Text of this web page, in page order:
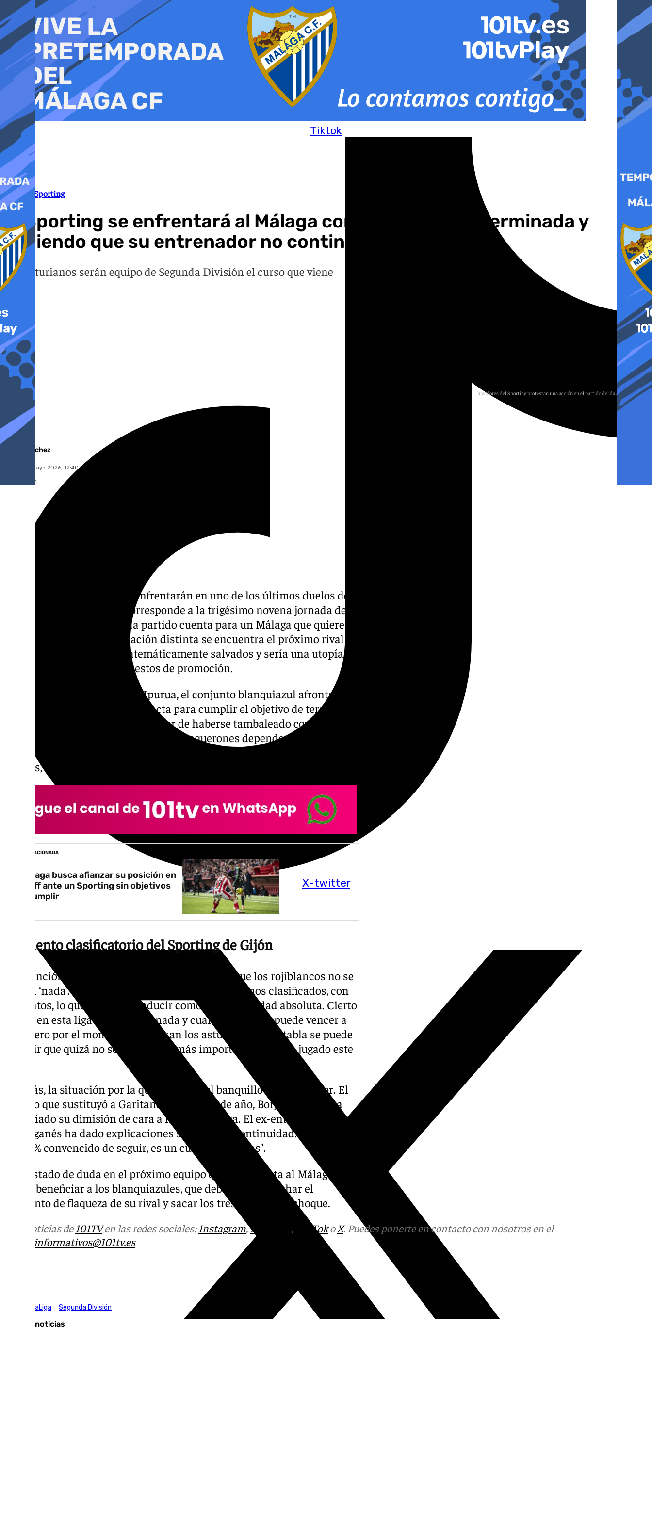
al
contenido
Tiktok
X-twitter
Málaga-Sporting
El Sporting se enfrentará al Málaga con la temporada terminada y
sabiendo que su entrenador no continuará
Los asturianos serán equipo de Segunda División el curso que viene
Jugadores del Sporting protestan una acción en el partido de ida ante el Málaga
Jairo Sánchez
sábado, 9 mayo 2026, 12:40
Compartir:
Andaluces y asturianos se enfrentarán en uno de los últimos duelos de
la temporada. El partido corresponde a la trigésimo novena jornada de
competición, en la que cada partido cuenta para un Málaga que quiere
jugar playoffs. En una situación distinta se encuentra el próximo rival de
los de Funes, que están matemáticamente salvados y sería una utopía
para ellos pensar en los puestos de promoción.
Tras el motivador triunfo en Ipurua, el conjunto blanquiazul afronta el
compromiso con la ilusión intacta para cumplir el objetivo de terminar
en la zona noble de la tabla, a pesar de haberse tambaleado con las
derrotas de Almería y Castellón. Los boquerones dependen de sí mismos
para terminar entre los seis primeros, acompañados de Castellón, Las
Palmas, Deportivo, Almería y Racing.
NOTICIA RELACIONADA
El Málaga busca afianzar su posición en
playoff ante un Sporting sin objetivos
por cumplir
Momento clasificatorio del Sporting de Gijón
A distinción de los malagueños, se puede decir que los rojiblancos no se
juegan ‘nada’. Los de Borja Jiménez están duodécimos clasificados, con
52 puntos, lo que se puede traducir como la tranquilidad absoluta. Cierto
es que en esta liga no se regala nada y cualquier equipo puede vencer a
otro, pero por el momento que pasan los asturianos en la tabla se puede
deducir que quizá no sea el partido más importante que han jugado este
Además, la situación por la que pasan en el banquillo no es la mejor. El
técnico que sustituyó a Garitano a principio de año, Borja Jiménez, ha
anunciado su dimisión de cara a la próxima liga. El ex-entrenador del
CD Leganés ha dado explicaciones sobre su no continuidad: “No estaba
al 100% convencido de seguir, es un cúmulo de cosas”.
Este estado de duda en el próximo equipo que se enfrenta al Málaga
puede beneficiar a los blanquiazules, que deberán aprovechar el
momento de flaqueza de su rival y sacar los tres puntos del choque.
Más noticias de101TVen las redes sociales:Instagram,Facebook , Tik TokoX. Puedes ponerte en contacto con nosotros en el
informativos@101tv.es
LaLiga Segunda División
Últimas noticias